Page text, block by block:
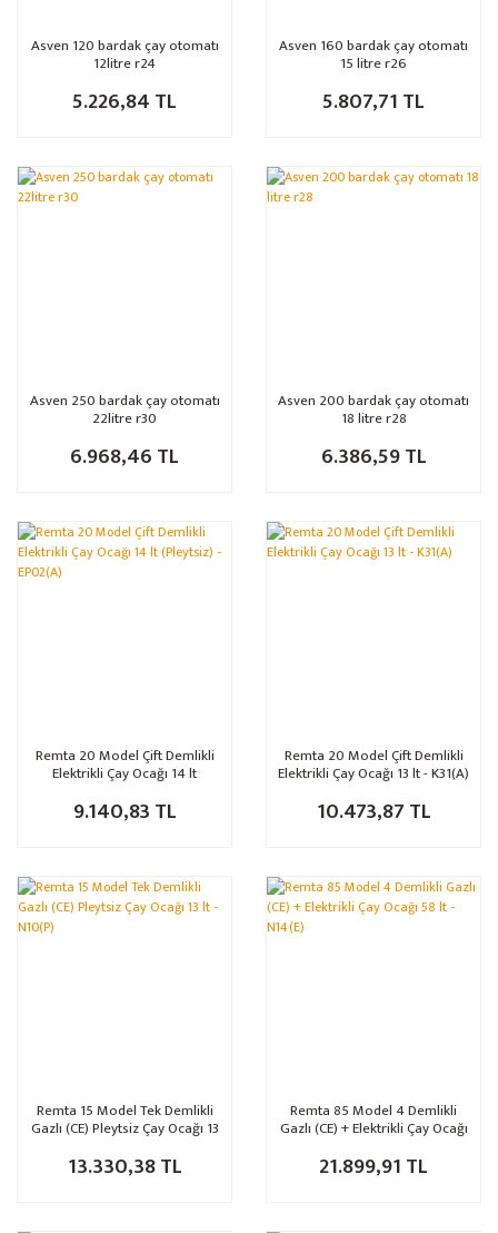
Asven 120 bardak çay otomatı
12litre r24
5.226,84 TL
Asven 160 bardak çay otomatı
15 litre r26
5.807,71 TL
Asven 250 bardak çay otomatı
22litre r30
6.968,46 TL
Asven 200 bardak çay otomatı
18 litre r28
6.386,59 TL
Remta 20 Model Çift Demlikli
Elektrikli Çay Ocağı 14 lt
9.140,83 TL
Remta 20 Model Çift Demlikli
Elektrikli Çay Ocağı 13 lt - K31(A)
10.473,87 TL
Remta 15 Model Tek Demlikli
Gazlı (CE) Pleytsiz Çay Ocağı 13
13.330,38 TL
Remta 85 Model 4 Demlikli
Gazlı (CE) + Elektrikli Çay Ocağı
21.899,91 TL